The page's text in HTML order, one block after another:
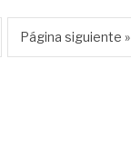
Página siguiente »